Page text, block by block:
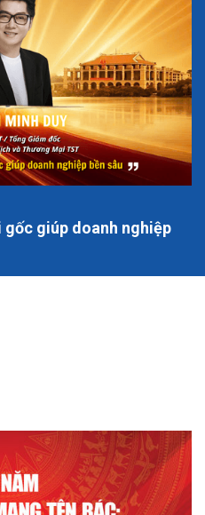
giúp doanh nghiệp